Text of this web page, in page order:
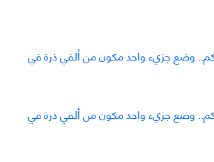
وضع جزيء واحد مكون من ألفي ذرة في
وضع جزيء واحد مكون من ألفي ذرة في